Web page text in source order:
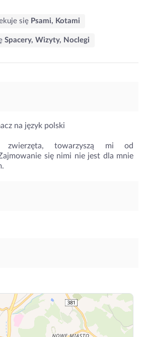
się Psami, Kotami
Spacery, Wizyty, Noclegi
na język polski
zwierzęta, towarzyszą mi od
się nimi nie jest dla mnie